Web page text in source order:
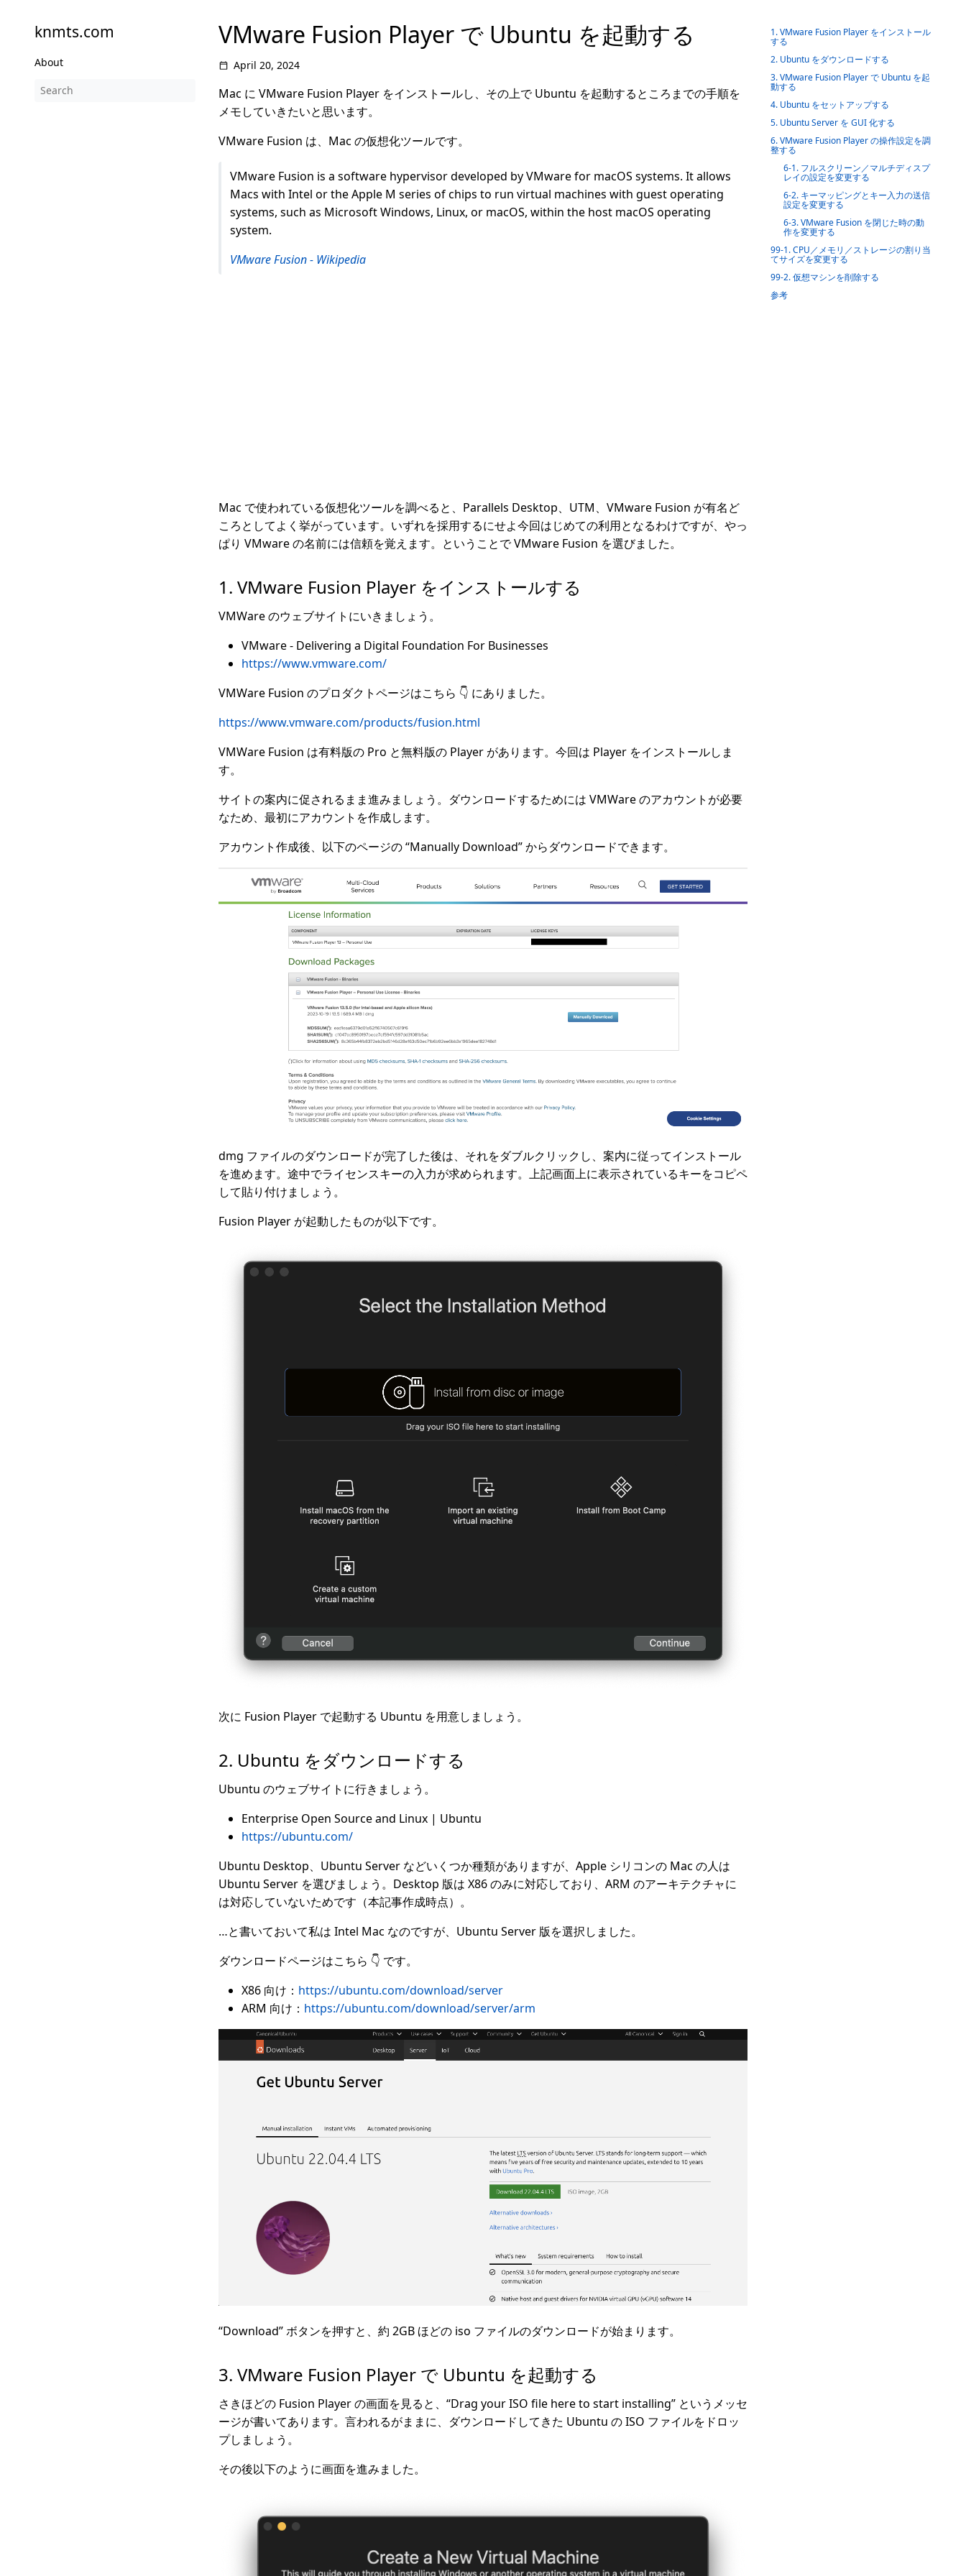
knmts.com
About
VMware Fusion Player で Ubuntu を起動する
April 20, 2024
Mac に VMware Fusion Player をインストールし、その上で Ubuntu を起動するところまでの手順を
メモしていきたいと思います。
VMware Fusion は、Mac の仮想化ツールです。
VMware Fusion is a software hypervisor developed by VMware for macOS systems. It allows
Macs with Intel or the Apple M series of chips to run virtual machines with guest operating
systems, such as Microsoft Windows, Linux, or macOS, within the host macOS operating
system.
VMware Fusion - Wikipedia
Mac で使われている仮想化ツールを調べると、Parallels Desktop、UTM、VMware Fusion が有名ど
ころとしてよく挙がっています。いずれを採用するにせよ今回はじめての利用となるわけですが、やっ
ぱり VMware の名前には信頼を覚えます。ということで VMware Fusion を選びました。
1. VMware Fusion Player をインストールする
VMWare のウェブサイトにいきましょう。
VMware - Delivering a Digital Foundation For Businesses
https://www.vmware.com/
VMWare Fusion のプロダクトページはこちら 👇 にありました。
https://www.vmware.com/products/fusion.html
VMWare Fusion は有料版の Pro と無料版の Player があります。今回は Player をインストールしま
す。
サイトの案内に促されるまま進みましょう。ダウンロードするためには VMWare のアカウントが必要
なため、最初にアカウントを作成します。
アカウント作成後、以下のページの “Manually Download” からダウンロードできます。
dmg ファイルのダウンロードが完了した後は、それをダブルクリックし、案内に従ってインストール
を進めます。途中でライセンスキーの入力が求められます。上記画面上に表示されているキーをコピペ
して貼り付けましょう。
Fusion Player が起動したものが以下です。
次に Fusion Player で起動する Ubuntu を用意しましょう。
2. Ubuntu をダウンロードする
Ubuntu のウェブサイトに行きましょう。
Enterprise Open Source and Linux | Ubuntu
https://ubuntu.com/
Ubuntu Desktop、Ubuntu Server などいくつか種類がありますが、Apple シリコンの Mac の人は
Ubuntu Server を選びましょう。Desktop 版は X86 のみに対応しており、ARM のアーキテクチャに
は対応していないためです（本記事作成時点）。
…と書いておいて私は Intel Mac なのですが、Ubuntu Server 版を選択しました。
ダウンロードページはこちら 👇 です。
X86 向け： https://ubuntu.com/download/server
ARM 向け： https://ubuntu.com/download/server/arm
“Download” ボタンを押すと、約 2GB ほどの iso ファイルのダウンロードが始まります。
3. VMware Fusion Player で Ubuntu を起動する
さきほどの Fusion Player の画面を見ると、“Drag your ISO file here to start installing” というメッセ
ージが書いてあります。言われるがままに、ダウンロードしてきた Ubuntu の ISO ファイルをドロッ
プしましょう。
その後以下のように画面を進みました。
1. VMware Fusion Player をインストール
する
2. Ubuntu をダウンロードする
3. VMware Fusion Player で Ubuntu を起
動する
4. Ubuntu をセットアップする
5. Ubuntu Server を GUI 化する
6. VMware Fusion Player の操作設定を調
整する
6-1. フルスクリーン／マルチディスプ
レイの設定を変更する
6-2. キーマッピングとキー入力の送信
設定を変更する
6-3. VMware Fusion を閉じた時の動
作を変更する
99-1. CPU／メモリ／ストレージの割り当
てサイズを変更する
99-2. 仮想マシンを削除する
参考